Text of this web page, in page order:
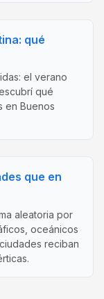
qué
el verano
qué
en Buenos
que en
aleatoria por
oceánicos
reciban